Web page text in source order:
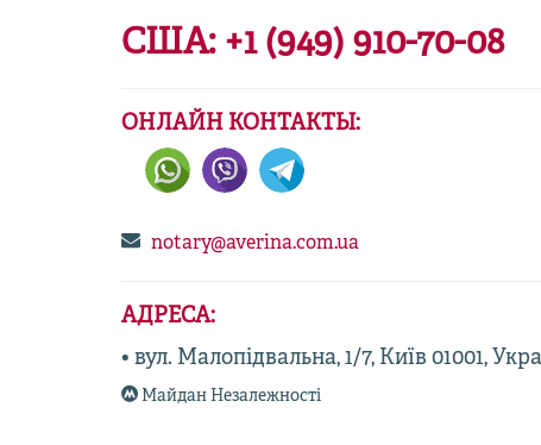
США: +1 (949) 910-70-08
ОНЛАЙН КОНТАКТЫ:
notary@averina.com.ua
АДРЕСА:
• вул. Малопідвальна, 1/7, Київ 01001,
Майдан Незалежності